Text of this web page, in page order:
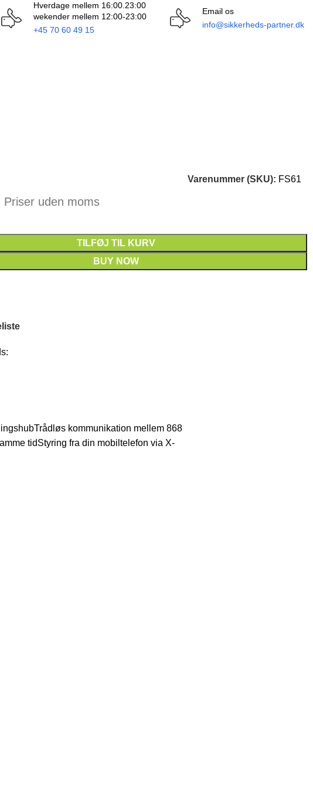
Hverdage mellem 16:00.23:00
wekender mellem 12:00-23:00
+45 70 60 49 15
Email os
info@sikkerheds-partner.dk
Varenummer (SKU): FS61
Priser uden moms
TILFØJ TIL KURV
BUY NOW
kommunikation mellem 868
tidStyring fra din mobiltelefon via X-